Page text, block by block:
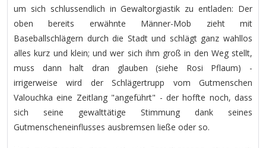
um sich schlussendlich in Gewaltorgiastik zu entladen: Der
oben bereits erwähnte Männer-Mob zieht mit
Baseballschlägern durch die Stadt und schlägt ganz wahllos
alles kurz und klein; und wer sich ihm groß in den Weg stellt,
muss dann halt dran glauben (siehe Rosi Pflaum) -
irrigerweise wird der Schlägertrupp vom Gutmenschen
Valouchka eine Zeitlang "angeführt" - der hoffte noch, dass
sich seine gewalttätige Stimmung dank seines
Gutmenscheneinflusses ausbremsen ließe oder so.